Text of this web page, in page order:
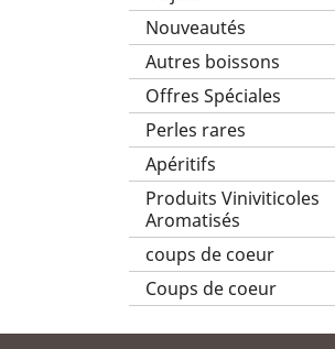
Nouveautés
Autres boissons
Offres Spéciales
Perles rares
Apéritifs
Produits Viniviticoles
Aromatisés
coups de coeur
Coups de coeur